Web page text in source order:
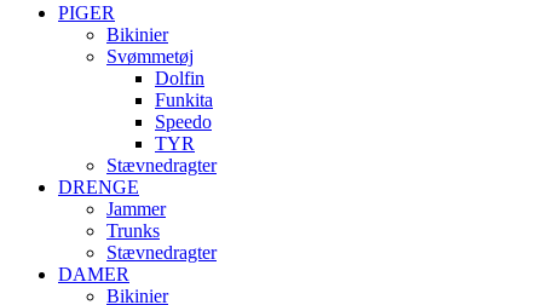
PIGER
Bikinier
Svømmetøj
Dolfin
Funkita
Speedo
TYR
Stævnedragter
DRENGE
Jammer
Trunks
Stævnedragter
DAMER
Bikinier